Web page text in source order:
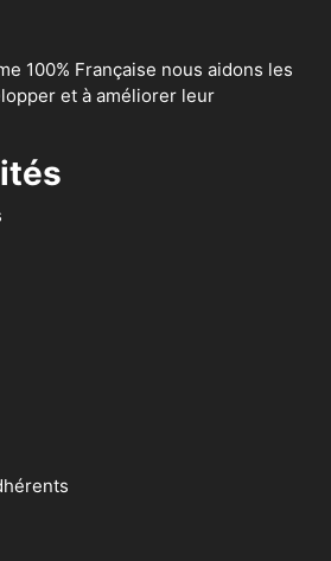
100% Française nous aidons les
et à améliorer leur